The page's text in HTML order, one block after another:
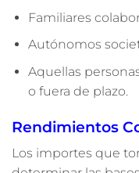
Familiares
Autónomos
Aquellas
o fuera de plazo.
Rendimientos
Los importes que